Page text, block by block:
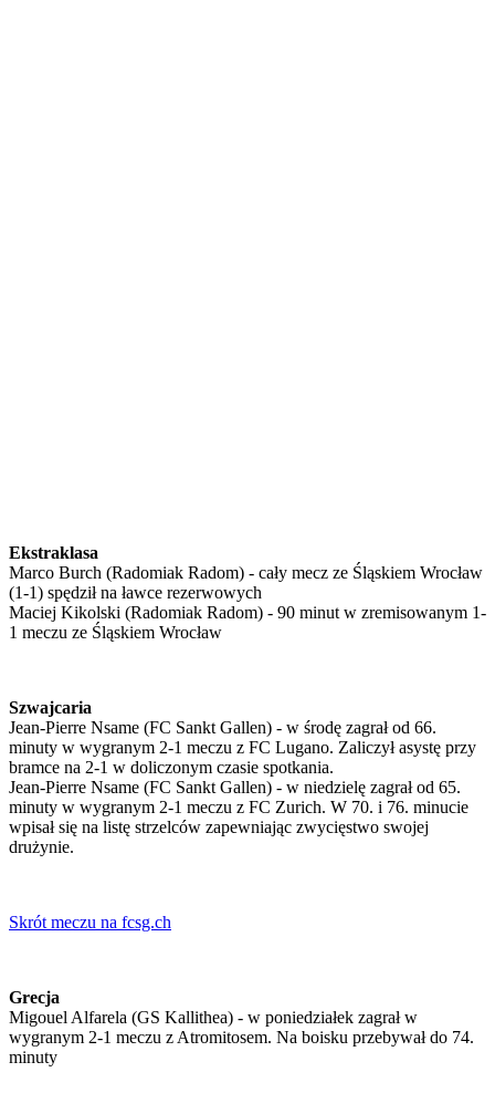
Ekstraklasa
Marco Burch (Radomiak Radom) - cały mecz ze Śląskiem Wrocław
(1-1) spędził na ławce rezerwowych
Maciej Kikolski (Radomiak Radom) - 90 minut w zremisowanym 1-
1 meczu ze Śląskiem Wrocław
Szwajcaria
Jean-Pierre Nsame (FC Sankt Gallen) - w środę zagrał od 66.
minuty w wygranym 2-1 meczu z FC Lugano. Zaliczył asystę przy
bramce na 2-1 w doliczonym czasie spotkania.
Jean-Pierre Nsame (FC Sankt Gallen) - w niedzielę zagrał od 65.
minuty w wygranym 2-1 meczu z FC Zurich. W 70. i 76. minucie
wpisał się na listę strzelców zapewniając zwycięstwo swojej
drużynie.
Skrót meczu na fcsg.ch
Grecja
Migouel Alfarela (GS Kallithea) - w poniedziałek zagrał w
wygranym 2-1 meczu z Atromitosem. Na boisku przebywał do 74.
minuty